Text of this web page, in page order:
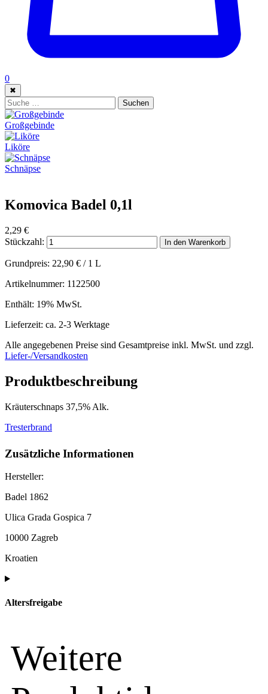
0
✖
Suche: Suchen
Großgebinde
Liköre
Schnäpse
Komovica Badel 0,1l
2,29 €
Stückzahl:
In den Warenkorb
Grundpreis: 22,90 € / 1 L
Artikelnummer: 1122500
Enthält: 19% MwSt.
Lieferzeit: ca. 2-3 Werktage
Alle angegebenen Preise sind Gesamtpreise inkl. MwSt. und zzgl.
Liefer-/Versandkosten
Produktbeschreibung
Kräuterschnaps 37,5% Alk.
Tresterbrand
Zusätzliche Informationen
Hersteller:
Badel 1862
Ulica Grada Gospica 7
10000 Zagreb
Kroatien
Altersfreigabe
Weitere